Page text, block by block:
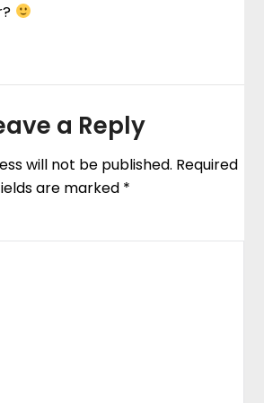
a Reply
will not be published. Required
are marked *